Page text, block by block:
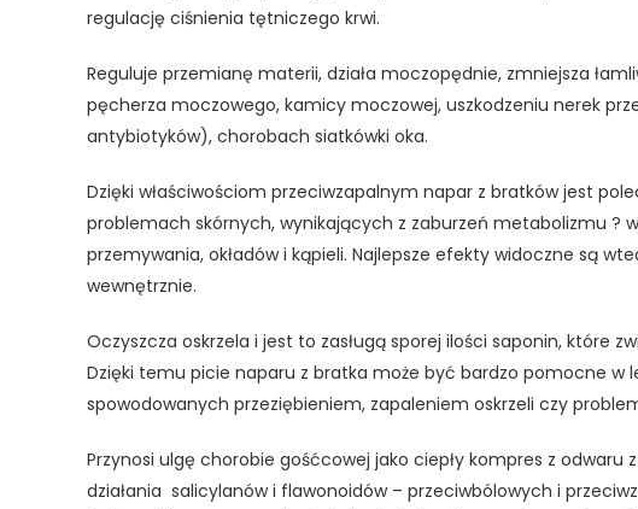
regulację ciśnienia tętniczego krwi.
Reguluje przemianę materii, działa moczopędnie, zmniejsza
pęcherza moczowego, kamicy moczowej, uszkodzeniu nerek
antybiotyków), chorobach siatkówki oka.
Dzięki właściwościom przeciwzapalnym napar z bratków jest
problemach skórnych, wynikających z zaburzeń metabolizmu ?
przemywania, okładów i kąpieli. Najlepsze efekty widoczne są
wewnętrznie.
Oczyszcza oskrzela i jest to zasługą sporej ilości saponin, które
Dzięki temu picie naparu z bratka może być bardzo pomocne
spowodowanych przeziębieniem, zapaleniem oskrzeli czy
Przynosi ulgę chorobie gośćcowej jako ciepły kompres z odwaru
działania salicylanów i flawonoidów – przeciwbólowych i